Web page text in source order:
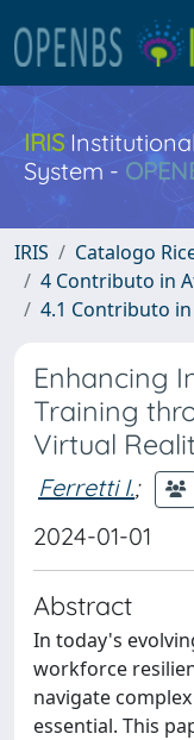
IRIS
System -
IRIS
Catalogo
4 Contributo in
4.1 Contributo
Enhancing
Training
Virtual
Ferretti I.;
2024-01-01
Abstract
In today's
workforce
navigate
essential. This